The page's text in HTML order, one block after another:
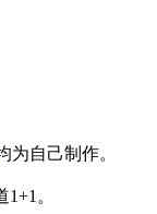
为自己制作。
。